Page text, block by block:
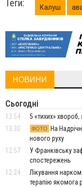
Теги: Калуш
НОВИНИ
Сьогодні
13:54
5 «тихих»
13:30
ФОТО
На
нового руху
12:57
У Франківську
спостережень
12:24
Лікування
терапію якомога